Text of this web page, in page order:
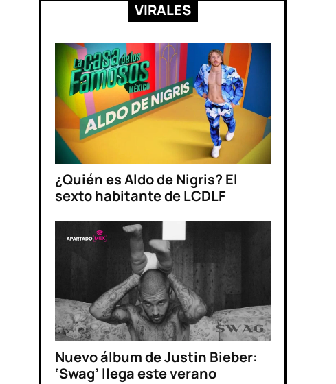
VIRALES
¿Quién es Aldo de Nigris? El
sexto habitante de LCDLF
Nuevo álbum de Justin Bieber:
‘Swag’ llega este verano